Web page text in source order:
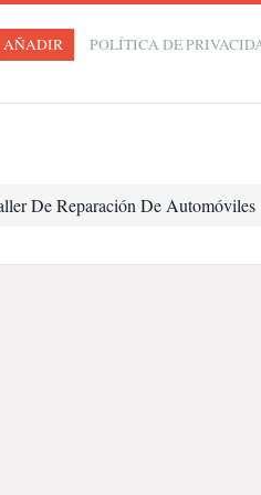
AÑADIR POLÍTICA DE
De Reparación De Automóviles